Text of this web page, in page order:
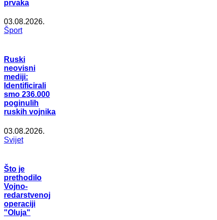
prvaka
03.08.2026.
Šport
Ruski
neovisni
mediji:
Identificirali
smo 236.000
poginulih
ruskih vojnika
03.08.2026.
Svijet
Što je
prethodilo
Vojno-
redarstvenoj
operaciji
"Oluja"